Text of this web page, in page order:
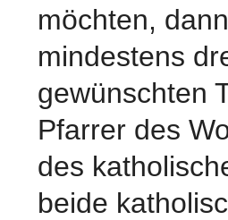
möchten,
mindestens
gewünschten
Pfarrer des
des
beide